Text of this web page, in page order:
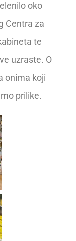
oko
Centra za
te
uzraste. O
onima koji
prilike.